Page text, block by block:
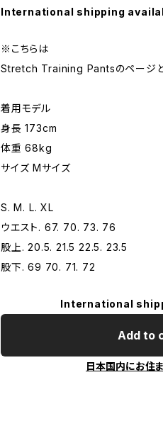
International shipping
※こちらは
Stretch Training Pantsのページと
着用モデル
身長 173cm
体重 68kg
サイズ Mサイズ
S. M. L. XL
ウエスト. 67. 70. 73. 76
股上. 20.5. 21.5 22.5. 23.5
股下. 69 70. 71. 72
International
Add to
日本国内にお住